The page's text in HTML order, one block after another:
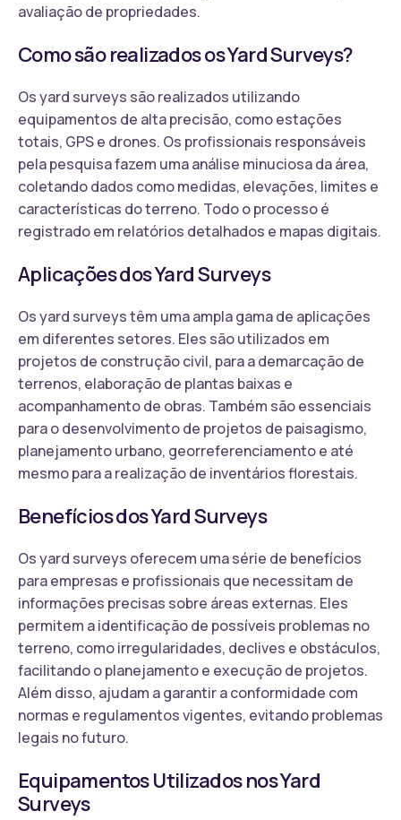
avaliação de propriedades.
Como são realizados os Yard Surveys?
Os yard surveys são realizados utilizando
equipamentos de alta precisão, como estações
totais, GPS e drones. Os profissionais responsáveis
pela pesquisa fazem uma análise minuciosa da área,
coletando dados como medidas, elevações, limites e
características do terreno. Todo o processo é
registrado em relatórios detalhados e mapas digitais.
Aplicações dos Yard Surveys
Os yard surveys têm uma ampla gama de aplicações
em diferentes setores. Eles são utilizados em
projetos de construção civil, para a demarcação de
terrenos, elaboração de plantas baixas e
acompanhamento de obras. Também são essenciais
para o desenvolvimento de projetos de paisagismo,
planejamento urbano, georreferenciamento e até
mesmo para a realização de inventários florestais.
Benefícios dos Yard Surveys
Os yard surveys oferecem uma série de benefícios
para empresas e profissionais que necessitam de
informações precisas sobre áreas externas. Eles
permitem a identificação de possíveis problemas no
terreno, como irregularidades, declives e obstáculos,
facilitando o planejamento e execução de projetos.
Além disso, ajudam a garantir a conformidade com
normas e regulamentos vigentes, evitando problemas
legais no futuro.
Equipamentos Utilizados nos Yard
Surveys